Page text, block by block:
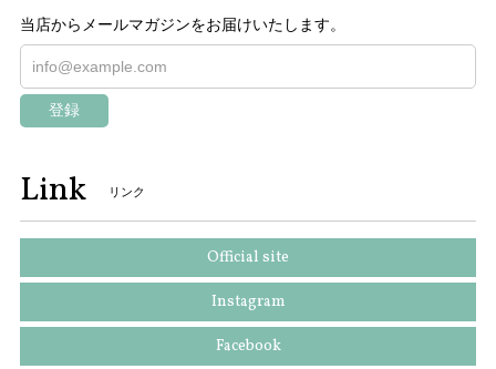
当店からメールマガジンをお届けいたします。
登録
Link リンク
Official site
Instagram
Facebook